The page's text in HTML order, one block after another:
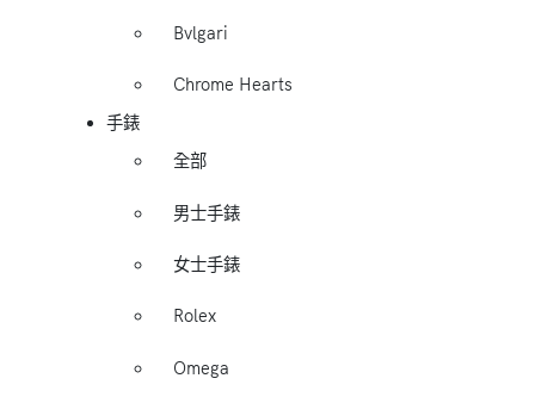
Bvlgari
Chrome Hearts
手錶
全部
男士手錶
女士手錶
Rolex
Omega